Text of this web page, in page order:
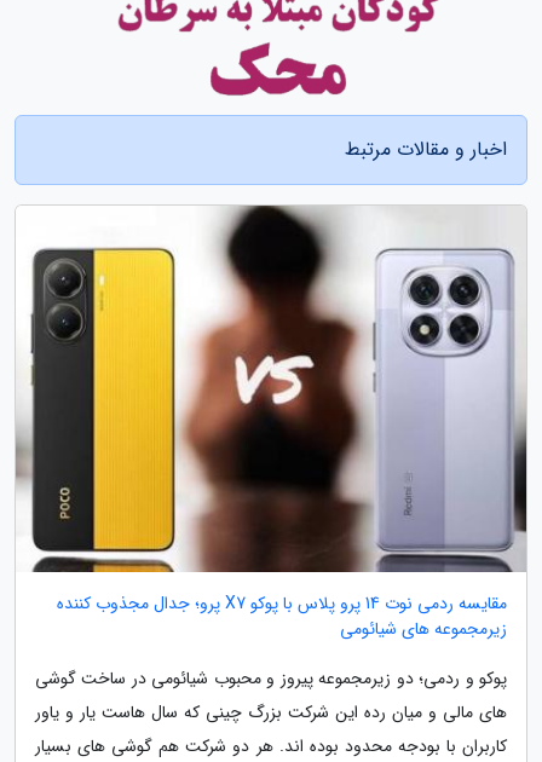
اخبار و مقالات مرتبط
مقایسه ردمی نوت 14 پرو پلاس با پوکو X7 پرو؛ جدال مجذوب کننده
زیرمجموعه های شیائومی
پوکو و ردمی؛ دو زیرمجموعه پیروز و محبوب شیائومی در ساخت گوشی
های مالی و میان رده این شرکت بزرگ چینی که سال هاست یار و یاور
کاربران با بودجه محدود بوده اند. هر دو شرکت هم گوشی های بسیار